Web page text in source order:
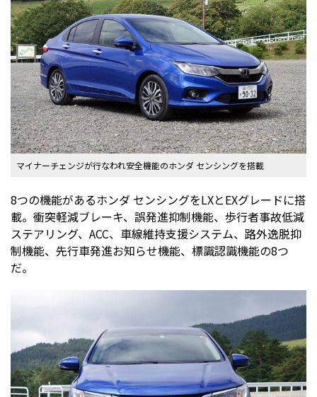
マイナーチェンジが行なわれ安全機能のホンダ センシングを搭載
8つの機能があるホンダ センシングをLXとEXグレードに搭
載。衝突軽減ブレーキ、誤発進抑制機能、歩行者事故低減
ステアリング、ACC、車線維持支援システム、路外逸脱抑
制機能、先行車発進お知らせ機能、標識認識機能の8つ
だ。